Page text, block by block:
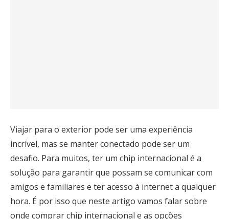
Viajar para o exterior pode ser uma experiência
incrível, mas se manter conectado pode ser um
desafio. Para muitos, ter um chip internacional é a
solução para garantir que possam se comunicar com
amigos e familiares e ter acesso à internet a qualquer
hora. É por isso que neste artigo vamos falar sobre
onde comprar chip internacional e as opções